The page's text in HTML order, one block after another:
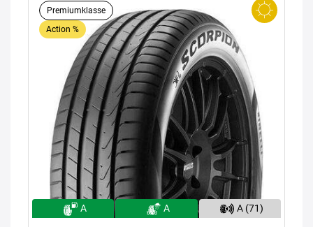
Premiumklasse
Action %
A A A (71)